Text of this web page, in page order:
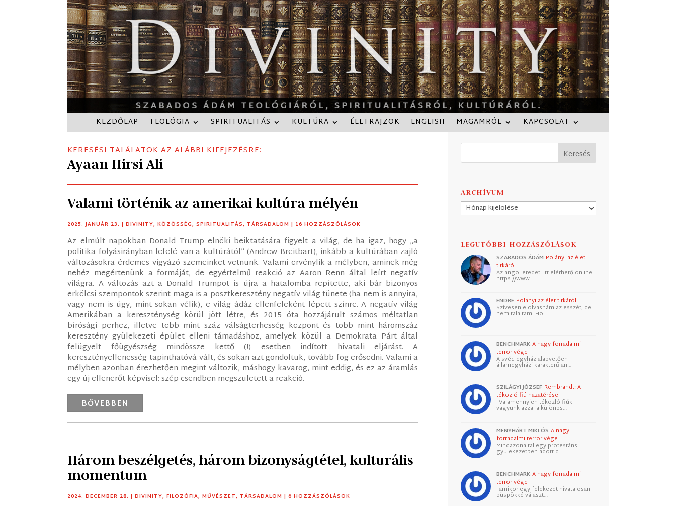
KEZDŐLAP TEOLÓGIA SPIRITUALITÁS KULTÚRA ÉLETRAJZOK ENGLISH MAGAMRÓL KAPCSOLAT
KERESÉSI TALÁLATOK AZ ALÁBBI KIFEJEZÉSRE:
Ayaan Hirsi Ali
Valami történik az amerikai kultúra mélyén
2025. JANUÁR 23. |DIVINITY,KÖZÖSSÉG,SPIRITUALITÁS, TÁRSADALOM | 16 HOZZÁSZÓLÁSOK
Az elmúlt napokban Donald Trump elnöki beiktatására figyelt a világ, de ha igaz, hogy „a
politika folyásirányban lefelé van a kultúrától” (Andrew Breitbart), inkább a kultúrában zajló
változásokra érdemes vigyázó szemeinket vetnünk. Valami örvénylik a mélyben, aminek még
nehéz megértenünk a formáját, de egyértelmű reakció az Aaron Renn által leírt negatív
világra. A változás azt a Donald Trumpot is újra a hatalomba repítette, aki bár bizonyos
erkölcsi szempontok szerint maga is a posztkeresztény negatív világ tünete (ha nem is annyira,
vagy nem is úgy, mint sokan vélik), e világ ádáz ellenfeleként lépett színre. A negatív világ
Amerikában a kereszténység körül jött létre, és 2015 óta hozzájárult számos méltatlan
bírósági perhez, illetve több mint száz válságterhesség központ és több mint háromszáz
keresztény gyülekezeti épület elleni támadáshoz, amelyek közül a Demokrata Párt által
felügyelt főügyészség mindössze kettő (!) esetben indított hivatali eljárást. A
keresztényellenesség tapinthatóvá vált, és sokan azt gondoltuk, tovább fog erősödni. Valami a
mélyben azonban érezhetően megint változik, máshogy kavarog, mint eddig, és ez az áramlás
egy új ellenerőt képvisel: szép csendben megszületett a reakció.
BŐVEBBEN
Három beszélgetés, három bizonyságtétel, kulturális
momentum
2024. DECEMBER 28. |DIVINITY,FILOZÓFIA,MŰVÉSZET, TÁRSADALOM | 6 HOZZÁSZÓLÁSOK
ARCHÍVUM
Archívum
LEGUTÓBBI HOZZÁSZÓLÁSOK
SZABADOS ÁDÁM Polányi az élet
titkáról
Az angol eredeti itt elérhető online:
https://www.…
ENDRE Polányi az élet titkáról
Szívesen elolvasnám az esszét, de
nem találtam. Ho…
BENCHMARK A nagy forradalmi
terror vége
A svéd egyház alapvetően
államegyházi karakterű an…
SZILÁGYI JÓZSEF Rembrandt: A
tékozló fiú hazatérése
"Valamennyien tékozló fiúk
vagyunk azzal a különbs…
MENYHÁRT MIKLÓS A nagy
forradalmi terror vége
Mindazonáltal egy protestáns
gyülekezetben adott d…
BENCHMARK A nagy forradalmi
terror vége
"amikor egy felekezet hivatalosan
püspökké választ…